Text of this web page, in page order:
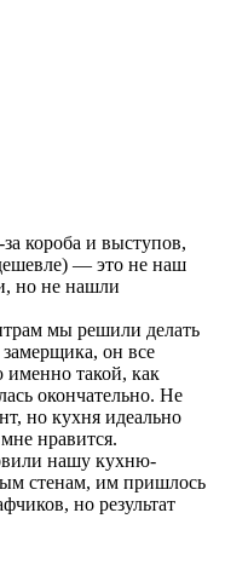
короба и выступов,
— это не наш
но не нашли
мы решили делать
он все
именно такой, как
окончательно. Не
но кухня идеально
нравится.
нашу кухню-
стенам, им пришлось
но результат